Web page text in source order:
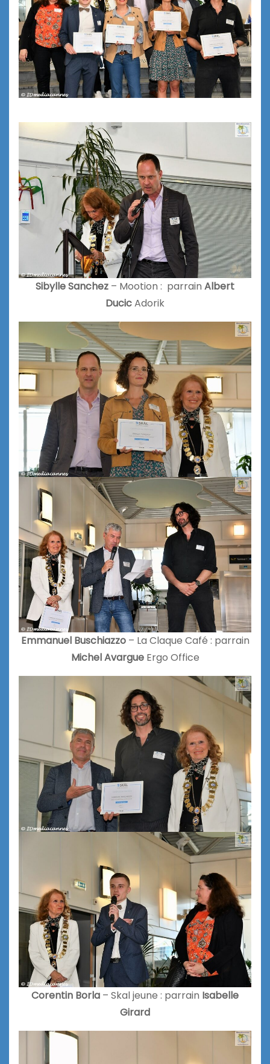
Sibylle Sanchez – Mootion : parrain Albert
DucicAdorik
Emmanuel Buschiazzo– La Claque Café : parrain
Michel AvargueErgo Office
Corentin Borla – Skal jeune : parrain Isabelle
Girard